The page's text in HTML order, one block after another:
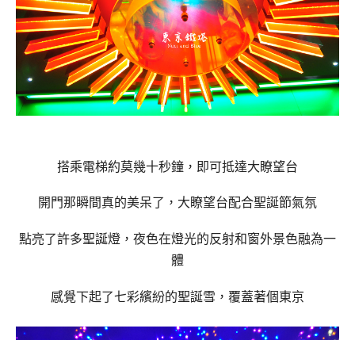
搭乘電梯約莫幾十秒鐘，即可抵達大瞭望台
開門那瞬間真的美呆了，大瞭望台配合聖誕節氣氛
點亮了許多聖誕燈，夜色在燈光的反射和窗外景色融為一
體
感覺下起了七彩繽紛的聖誕雪，覆蓋著個東京